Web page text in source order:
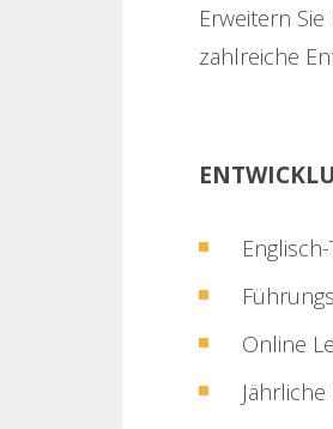
Erweitern
zahlreiche
Online